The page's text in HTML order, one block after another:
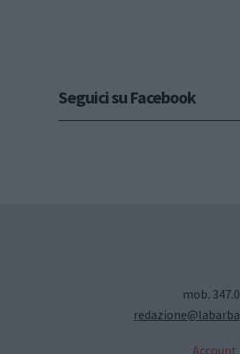
Seguici su Facebook
mob.